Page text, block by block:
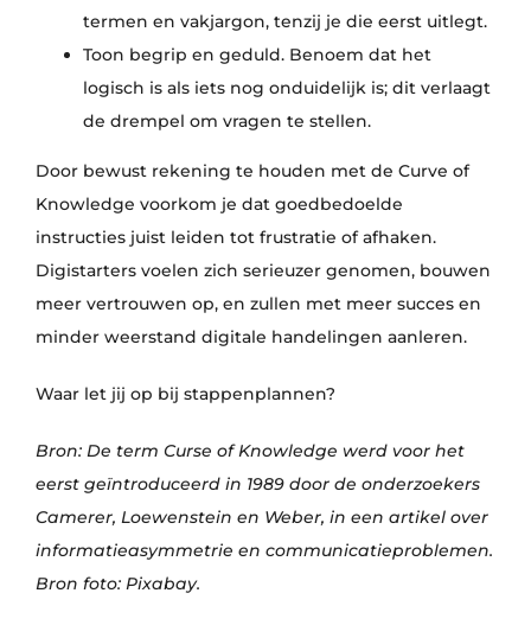
termen en vakjargon, tenzij je die eerst uitlegt.
Toon begrip en geduld. Benoem dat het
logisch is als iets nog onduidelijk is; dit verlaagt
de drempel om vragen te stellen.
Door bewust rekening te houden met de Curve of
Knowledge voorkom je dat goedbedoelde
instructies juist leiden tot frustratie of afhaken.
Digistarters voelen zich serieuzer genomen, bouwen
meer vertrouwen op, en zullen met meer succes en
minder weerstand digitale handelingen aanleren.
Waar let jij op bij stappenplannen?
Bron: De term Curse of Knowledge werd voor het
eerst geïntroduceerd in 1989 door de onderzoekers
Camerer, Loewenstein en Weber, in een artikel over
informatieasymmetrie en communicatieproblemen.
Bron foto: Pixabay.